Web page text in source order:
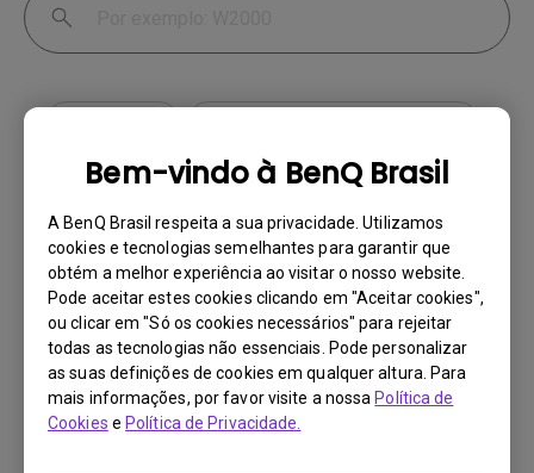
Bem-vindo à BenQ Brasil
A BenQ Brasil respeita a sua privacidade. Utilizamos
cookies e tecnologias semelhantes para garantir que
obtém a melhor experiência ao visitar o nosso website.
Pode aceitar estes cookies clicando em "Aceitar cookies",
ou clicar em "Só os cookies necessários" para rejeitar
todas as tecnologias não essenciais. Pode personalizar
as suas definições de cookies em qualquer altura. Para
mais informações, por favor visite a nossaPolítica de
Cookies ePolítica de Privacidade.
Ao conectar o monitor a um Mac, o modo
de imagem HDR está disponível apenas no
menu na tela. Como posso alternar entre
os outros modos de imagem no menu na
tela?